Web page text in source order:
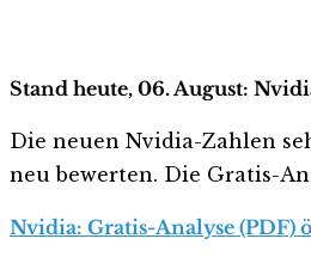
Stand heute, 06. August:
Die neuen Nvidia-Zahlen
neu bewerten. Die Gratis-
Nvidia: Gratis-Analyse (PDF)